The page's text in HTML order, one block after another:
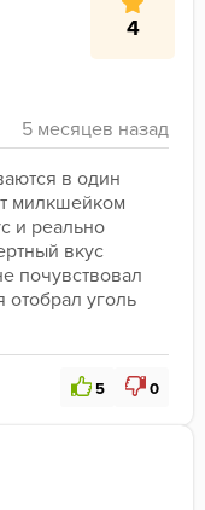
4
в один
милкшейком
и реально
вкус
почувствовал
отобрал уголь
5 0